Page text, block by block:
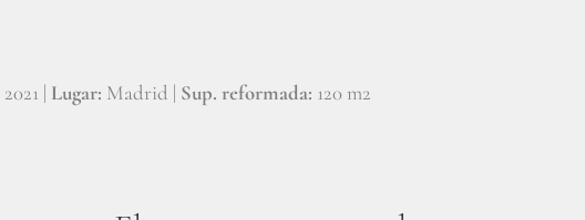
2021 | Lugar: Madrid | Sup. reformada: 120 m2